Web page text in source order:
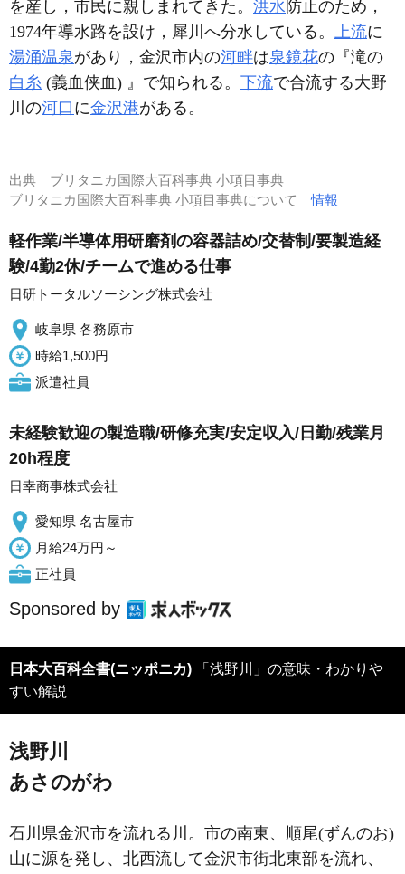
を産し，市民に親しまれてきた。 洪水 防止のため，
1974年導水路を設け，犀川へ分水している。 上流に
湯涌温泉があり，金沢市内の河畔は泉鏡花の『滝の
白糸 (義血侠血) 』で知られる。 下流で合流する大野
川の河口 に金沢港がある。
出典 ブリタニカ国際大百科事典 小項目事典
ブリタニカ国際大百科事典 小項目事典について情報
軽作業/半導体用研磨剤の容器詰め/交替制/要製造経
験/4勤2休/チームで進める仕事
日研トータルソーシング株式会社
岐阜県 各務原市
時給1,500円
派遣社員
未経験歓迎の製造職/研修充実/安定収入/日勤/残業月
20h程度
日幸商事株式会社
愛知県 名古屋市
月給24万円～
正社員
Sponsored by
日本大百科全書(ニッポニカ)
すい解説
浅野川
あさのがわ
石川県金沢市を流れる川。市の南東、順尾(ずんのお)
山に源を発し、北西流して金沢市街北東部を流れ、